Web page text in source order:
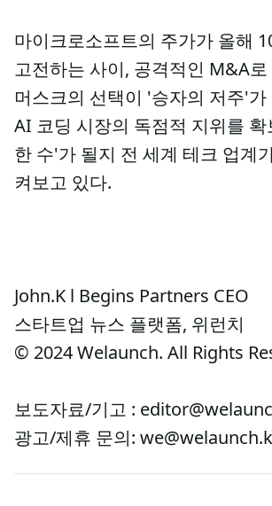
마이크로소프트의 주가가 올해
고전하는 사이, 공격적인 M&A로
머스크의 선택이 '승자의 저주'가
AI 코딩 시장의 독점적 지위를 확
한 수'가 될지 전 세계 테크 업계
켜보고 있다.
John.K l Begins Partners CEO
스타트업 뉴스 플랫폼, 위런치
© 2024 Welaunch. All Rights
보도자료/기고 :
광고/제휴 문의: